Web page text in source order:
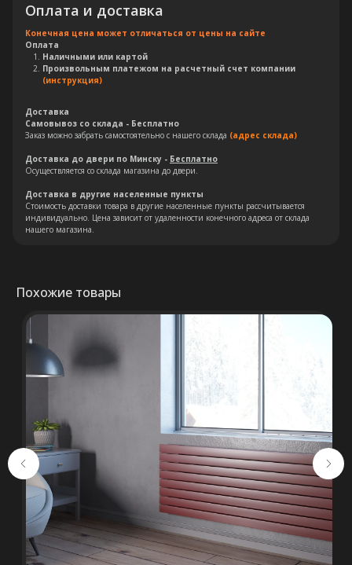
Оплата и доставка
Конечная цена может отличаться от цены на сайте
Оплата
Наличными или картой
Произвольным платежом на расчетный счет компании
(инструкция)
Доставка
Самовывоз со склада - Бесплатно
Заказ можно забрать самостоятельно с нашего склада (адрес склада)
Доставка до двери по Минску - Бесплатно
Осуществляется со склада магазина до двери.
Доставка в другие населенные пункты
Стоимость доставки товара в другие населенные пункты рассчитывается
индивидуально. Цена зависит от удаленности конечного адреса от склада
нашего магазина.
Похожие товары
Остались вопросы?
Оставьте свои контакты. Наш
специалист свяжется с Вами в
правильный выбор.
Консультация
+375 (29) 652 34 03
ООО «ТермоАльянс», РБ, 220062, г.
Минск пр-т Победителей 131, оф.68 УНП
692071529, р/с BY38 ALFA 3012 2327
5000 2027 0000, в ЗАО «Альфа-Банк»,
код ALFABY2X, 220013 г. Минск, ул.
Сурганова, 43-47